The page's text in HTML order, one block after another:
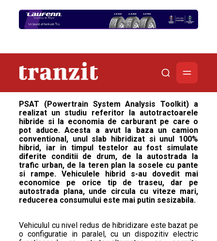
PSAT (Powertrain System Analysis Toolkit) a
realizat un studiu referitor la autotractoarele
hibride si la economia de carburant pe care o
pot aduce. Acesta a avut la baza un camion
conventional, unul slab hibridizat si unul 100%
hibrid, iar in timpul testelor au fost simulate
diferite conditii de drum, de la autostrada la
trafic urban, de la teren plan la sosele cu pante
si rampe. Vehiculele hibrid s-au dovedit mai
economice pe orice tip de traseu, dar pe
autostrada plana, unde circula cu viteze mari,
reducerea consumului este mai putin sesizabila.
Vehiculul cu nivel redus de hibridizare este bazat pe
o configuratie in paralel, cu un dispozitiv electric